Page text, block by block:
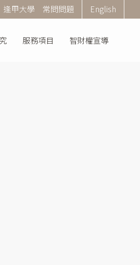
Corner
Menu
逢甲大學 常問問題 English
服務項目 智財權宣導